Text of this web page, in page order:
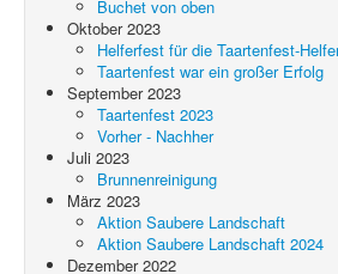
Buchet von oben
Oktober 2023
Helferfest für die Taartenfest-
Taartenfest war ein großer Erfolg
September 2023
Taartenfest 2023
Vorher - Nachher
Juli 2023
Brunnenreinigung
März 2023
Aktion Saubere Landschaft
Aktion Saubere Landschaft 2024
Dezember 2022